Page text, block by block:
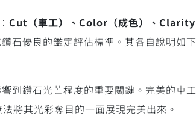
Cut（車工）、Color（成色）、
石優良的鑑定評估標準。其各自說明如
到鑽石光芒程度的重要關鍵。完美的車
將其光彩奪目的一面展現完美出來。